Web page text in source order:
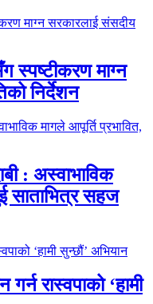
स्पष्टीकरण माग्न
निर्देशन
: अस्वाभाविक
साताभित्र सहज
रास्वपाको ‘हामी